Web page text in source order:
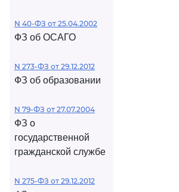
N 40-ФЗ от 25.04.2002
ФЗ об ОСАГО
N 273-ФЗ от 29.12.2012
ФЗ об образовании
N 79-ФЗ от 27.07.2004
ФЗ о
государственной
гражданской службе
N 275-ФЗ от 29.12.2012